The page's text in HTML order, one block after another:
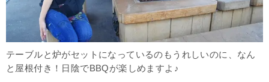
テーブルと炉がセットになっているのもうれしいのに、なん
と屋根付き！日陰でBBQが楽しめますよ♪